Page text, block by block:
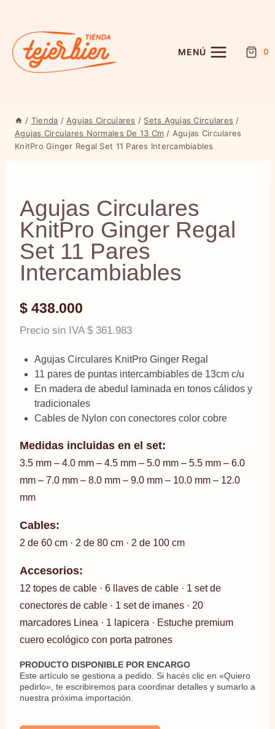
contenido
MENÚ 0
/ Tienda / Agujas Circulares / Sets Agujas Circulares /
Agujas Circulares Normales De 13 Cm / Agujas Circulares
KnitPro Ginger Regal Set 11 Pares Intercambiables
Agujas Circulares
KnitPro Ginger Regal
Set 11 Pares
Intercambiables
$ 438.000
Precio sin IVA $ 361.983
Agujas Circulares KnitPro Ginger Regal
11 pares de puntas intercambiables de 13cm c/u
En madera de abedul laminada en tonos cálidos y
tradicionales
Cables de Nylon con conectores color cobre
Medidas incluidas en el set:
3.5 mm – 4.0 mm – 4.5 mm – 5.0 mm – 5.5 mm – 6.0
mm – 7.0 mm – 8.0 mm – 9.0 mm – 10.0 mm – 12.0
mm
Cables:
2 de 60 cm · 2 de 80 cm · 2 de 100 cm
Accesorios:
12 topes de cable · 6 llaves de cable · 1 set de
conectores de cable · 1 set de imanes · 20
marcadores Linea · 1 lapicera · Estuche premium
cuero ecológico con porta patrones
PRODUCTO DISPONIBLE POR ENCARGO
Este artículo se gestiona a pedido. Si hacés clic en «Quiero
pedirlo», te escribiremos para coordinar detalles y sumarlo a
nuestra próxima importación.